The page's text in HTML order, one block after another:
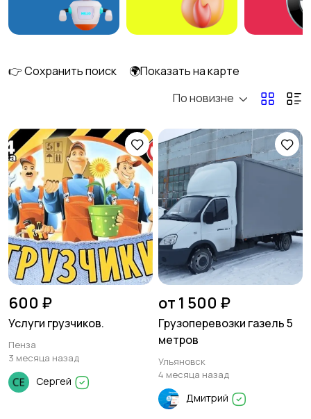
Автоуслуги Ремонт техники
Организация
праздников
Фото- и видеосъемка
заказ
👉 Сохранить поиск
🌍Показать на карте
По новизне
600 ₽
Услуги грузчиков.
Пенза
3 месяца назад
Сергей
от 1 500 ₽
Грузоперевозки газель 5
метров
Ульяновск
4 месяца назад
Дмитрий